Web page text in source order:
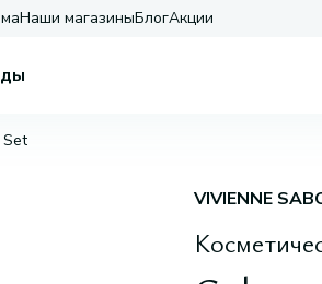
Наши магазиныБлогАкции
Set
VIVIENNE